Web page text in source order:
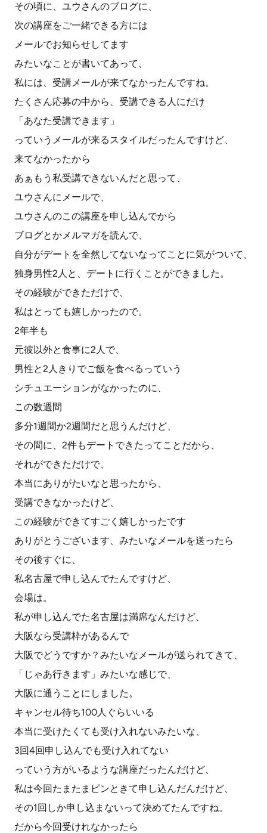
その頃に、ユウさんのブログに、
次の講座をご一緒できる方には
メールでお知らせしてます
みたいなことが書いてあって、
私には、受講メールが来てなかったんですね。
たくさん応募の中から、受講できる人にだけ
「あなた受講できます」
っていうメールが来るスタイルだったんですけど、
来てなかったから
あぁもう私受講できないんだと思って、
ユウさんにメールで、
ユウさんのこの講座を申し込んでから
ブログとかメルマガを読んで、
自分がデートを全然してないなってことに気がついて、
独身男性2人と、デートに行くことができました。
その経験ができただけで、
私はとっても嬉しかったので。
2年半も
元彼以外と食事に2人で、
男性と2人きりでご飯を食べるっていう
シチュエーションがなかったのに、
この数週間
多分1週間か2週間だと思うんだけど、
その間に、2件もデートできたってことだから、
それができただけで、
本当にありがたいなと思ったから、
受講できなかったけど、
この経験ができてすごく嬉しかったです
ありがとうございます、みたいなメールを送ったら
その後すぐに、
私名古屋で申し込んでたんですけど、
会場は。
私が申し込んでた名古屋は満席なんだけど、
大阪なら受講枠があるんで
大阪でどうですか？みたいなメールが送られてきて、
「じゃあ行きます」みたいな感じで、
大阪に通うことにしました。
キャンセル待ち100人ぐらいいる
本当に受けたくても受け入れないみたいな、
3回4回申し込んでも受け入れてない
っていう方がいるような講座だったんだけど、
私は今回たまたまピンときて申し込んだんだけど、
その1回しか申し込まないって決めてたんですね。
だから今回受けれなかったら